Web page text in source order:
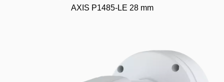
AXIS P1485-LE 28 mm